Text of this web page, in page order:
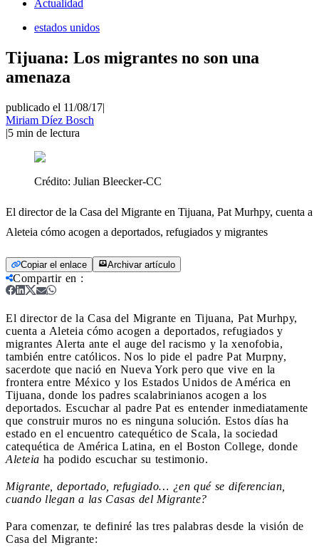
Actualidad
estados unidos
Tijuana: Los migrantes no son una
amenaza
publicado el 11/08/17|
Miriam Díez Bosch
|5 min de lectura
Crédito: Julian Bleecker-CC
El director de la Casa del Migrante en Tijuana, Pat Murhpy, cuenta a
Aleteia cómo acogen a deportados, refugiados y migrantes
Copiar el enlace Archivar artículo
Compartir en :
El director de la Casa del Migrante en Tijuana, Pat Murhpy,
cuenta a Aleteia cómo acogen a deportados, refugiados y
migrantes Alerta ante el auge del racismo y la xenofobia,
también entre católicos. Nos lo pide el padre Pat Murpny,
sacerdote que nació en Nueva York pero que vive en la
frontera entre México y los Estados Unidos de América en
Tijuana, donde los padres scalabrinianos acogen a los
deportados. Escuchar al padre Pat es entender inmediatamente
que construir muros no es ninguna solución. Estos días ha
estado en el encuentro catequético de Scala, la sociedad
catequética de América Latina, en el Boston College, donde
Aleteia ha podido escuchar su testimonio.
Migrante, deportado, refugiado… ¿en qué se diferencian,
cuando llegan a las Casas del Migrante?
Para comenzar, te definiré las tres palabras desde la visión de
Casa del Migrante: